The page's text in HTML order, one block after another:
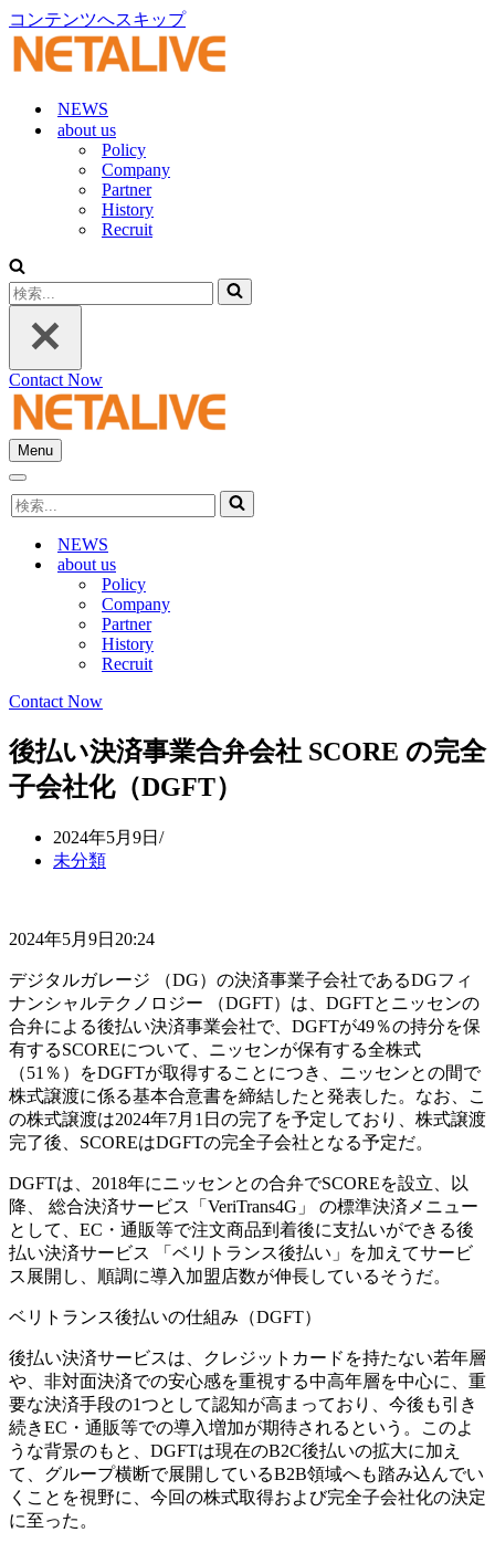
コンテンツへスキップ
NEWS
about us
Policy
Company
Partner
History
Recruit
検
索...
Contact Now
Menu
ナ
ゲ
シ
ョ
ナ
ビ
検
索...
NEWS
about us
Policy
Company
Partner
History
Recruit
Contact Now
後払い決済事業合弁会社 SCORE の完全
子会社化（DGFT）
2024年5月9日
未分類
2024年5月9日20:24
デジタルガレージ （DG）の決済事業子会社であるDGフィ
ナンシャルテクノロジー （DGFT）は、DGFTとニッセンの
合弁による後払い決済事業会社で、DGFTが49％の持分を保
有するSCOREについて、ニッセンが保有する全株式
（51％）をDGFTが取得することにつき、ニッセンとの間で
株式譲渡に係る基本合意書を締結したと発表した。なお、こ
の株式譲渡は2024年7月1日の完了を予定しており、株式譲渡
完了後、SCOREはDGFTの完全子会社となる予定だ。
DGFTは、2018年にニッセンとの合弁でSCOREを設立、以
降、 総合決済サービス「VeriTrans4G」 の標準決済メニュー
として、EC・通販等で注文商品到着後に支払いができる後
払い決済サービス 「ベリトランス後払い」を加えてサービ
ス展開し、順調に導入加盟店数が伸長しているそうだ。
ベリトランス後払いの仕組み（DGFT）
後払い決済サービスは、クレジットカードを持たない若年層
や、非対面決済での安心感を重視する中高年層を中心に、重
要な決済手段の1つとして認知が高まっており、今後も引き
続きEC・通販等での導入増加が期待されるという。このよ
うな背景のもと、DGFTは現在のB2C後払いの拡大に加え
て、グループ横断で展開しているB2B領域へも踏み込んでい
くことを視野に、今回の株式取得および完全子会社化の決定
に至った。